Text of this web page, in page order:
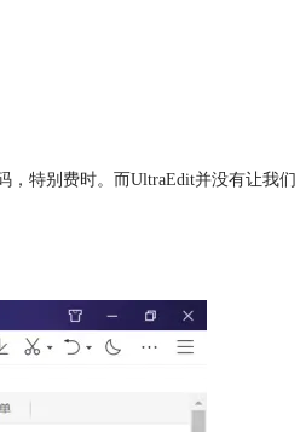
特别费时。而UltraEdit并没有让我们